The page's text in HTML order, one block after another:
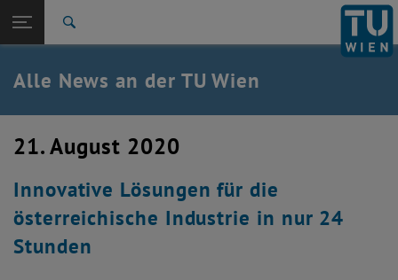
TU Login
Quicklinks
Quicklinks-Menü umschalten
Studium
Karriere
Zurück: Subseiten von TU Wien Startseite auflisten
Zurück zur letzten Ebene:
TU Wien Startseite
Übersicht
Alle News an der TU Wien
21. August 2020
Innovative Lösungen für die
österreichische Industrie in nur 24
Stunden